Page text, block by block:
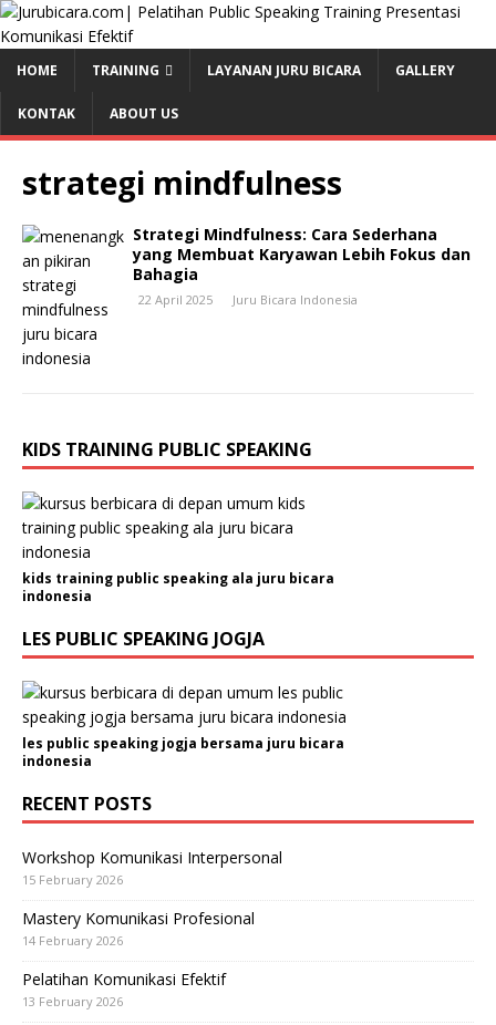
HOME TRAINING LAYANAN JURU BICARA GALLERY
KONTAK ABOUT US
strategi mindfulness
Strategi Mindfulness: Cara Sederhana
yang Membuat Karyawan Lebih Fokus dan
Bahagia
22 April 2025 Juru Bicara Indonesia
KIDS TRAINING PUBLIC SPEAKING
kids training public speaking ala juru bicara
indonesia
LES PUBLIC SPEAKING JOGJA
les public speaking jogja bersama juru bicara
indonesia
RECENT POSTS
Workshop Komunikasi Interpersonal
15 February 2026
Mastery Komunikasi Profesional
14 February 2026
Pelatihan Komunikasi Efektif
13 February 2026